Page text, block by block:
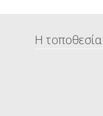
Η